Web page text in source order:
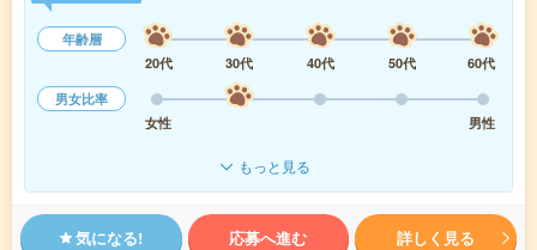
年齢層
20代
30代 40代 50代
60代
男女比率
女性
男性
もっと見る
気になる! 応募へ進む 詳しく見る